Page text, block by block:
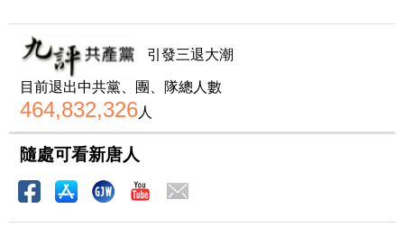
引發三退大潮
目前退出中共黨、團、隊總人數
464,832,326人
隨處可看新唐人